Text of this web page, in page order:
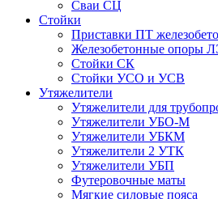
Сваи СЦ
Стойки
Приставки ПТ
Железобетонные опоры
Стойки СК
Стойки УСО и УСВ
Утяжелители
Утяжелители для
Утяжелители УБО-М
Утяжелители УБКМ
Утяжелители 2 УТК
Утяжелители УБП
Футеровочные маты
Мягкие силовые пояса